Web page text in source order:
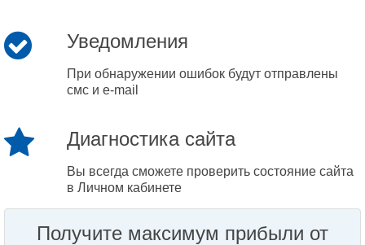
Уведомления
При обнаружении ошибок будут отправлены
смс и e-mail
Диагностика сайта
Вы всегда сможете проверить состояние сайта
в Личном кабинете
Получите максимум прибыли от